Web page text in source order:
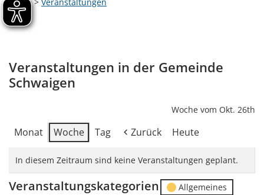
Veranstaltungen in der Gemeinde
Schwaigen
Woche vom Okt. 26th
Monat Woche Tag Zurück Heute
In diesem Zeitraum sind keine Veranstaltungen geplant.
Veranstaltungskategorien
Allgemeines